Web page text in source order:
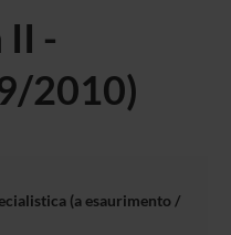
II -
2010)
(a esaurimento /